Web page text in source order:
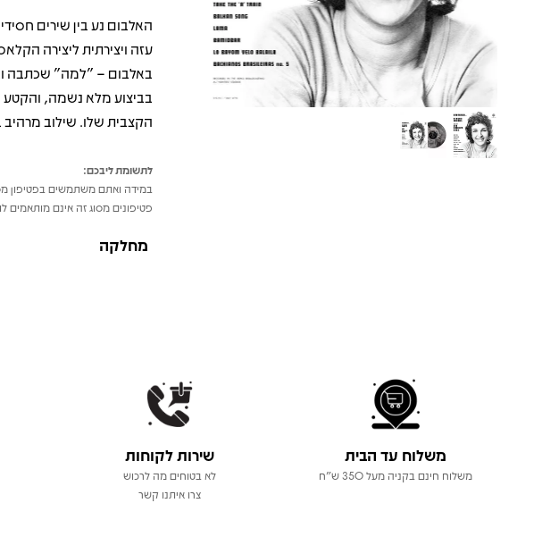
האלבום נע בין שירים
עזה ויצירתית ליצירה
באלבום – "למה" שכתבה
הקצבית שלו. שילוב מרהיב
לתשומת ליבכם:
במידה ואתם משתמשים בפטיפון
פטיפונים מסוג זה אינם מותאמים
מחלקה
משלוח עד הבית
משלוח חינם בקניה מעל 350 ש"ח
שירות לקוחות
לא בטוחים מה לרכוש
צרו איתנו קשר